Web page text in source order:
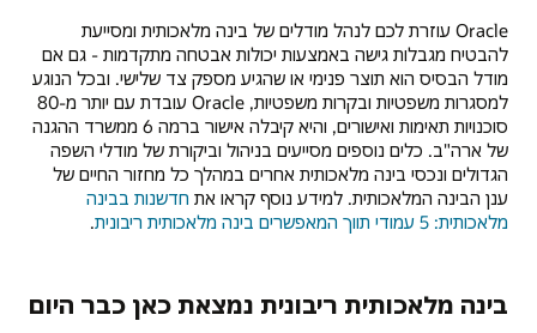
Oracle עוזרת לכם לנהל מודלים של בינה מלאכותית ומסייעת
להבטיח מגבלות גישה באמצעות יכולות אבטחה מתקדמות - גם אם
מודל הבסיס הוא תוצר פנימי או שהגיע מספק צד שלישי. ובכל הנוגע
למסגרות משפטיות ובקרות משפטיות, Oracle עובדת עם יותר מ-80
סוכנויות תאימות ואישורים, והיא קיבלה אישור ברמה 6 ממשרד ההגנה
של ארה"ב. כלים נוספים מסייעים בניהול וביקורת של מודלי השפה
הגדולים ונכסי בינה מלאכותית אחרים במהלך כל מחזור החיים של
ענן הבינה המלאכותית. למידע נוסף קראו את חדשנות בבינה
מלאכותית: 5 עמודי תווך המאפשרים בינה מלאכותית ריבונית
.
בינה מלאכותית ריבונית נמצאת כאן כבר היום